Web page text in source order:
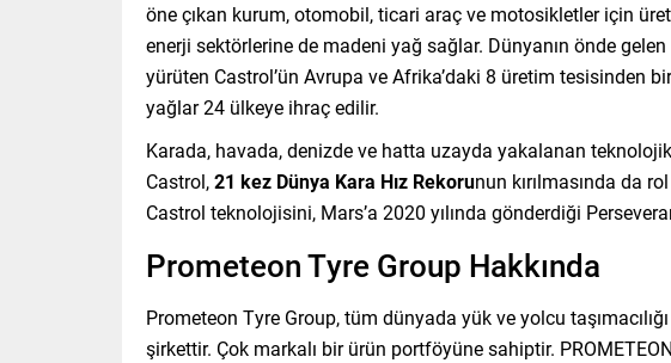
öne çıkan kurum, otomobil, ticari araç ve motosikletler için
enerji sektörlerine de madeni yağ sağlar. Dünyanın önde
yürüten Castrol’ün Avrupa ve Afrika’daki 8 üretim tesisinden
yağlar 24 ülkeye ihraç edilir.
Karada, havada, denizde ve hatta uzayda yakalanan
Castrol,21 kez Dünya Kara Hız Rekorunun kırılmasında da
Castrol teknolojisini, Mars’a 2020 yılında gönderdiği
Prometeon Tyre Group Hakkında
Prometeon Tyre Group, tüm dünyada yük ve yolcu
şirkettir. Çok markalı bir ürün portföyüne sahiptir.